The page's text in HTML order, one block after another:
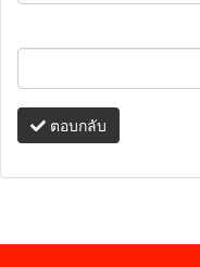
ตอบกลับ